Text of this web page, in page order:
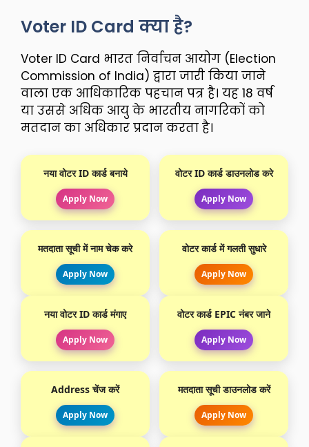
Voter ID Card क्या है?
Voter ID Card भारत निर्वाचन आयोग (Election
Commission of India) द्वारा जारी किया जाने
वाला एक आधिकारिक पहचान पत्र है। यह 18 वर्ष
या उससे अधिक आयु के भारतीय नागरिकों को
मतदान का अधिकार प्रदान करता है।
नया वोटर ID कार्ड बनाये
Apply Now
वोटर ID कार्ड डाउनलोड करे
Apply Now
मतदाता सूची में नाम चेक करे
Apply Now
वोटर कार्ड में गलती सुधारे
Apply Now
नया वोटर ID कार्ड मंगाए
Apply Now
वोटर कार्ड EPIC नंबर जाने
Apply Now
Address चेंज करें
Apply Now
मतदाता सूची डाउनलोड करें
Apply Now